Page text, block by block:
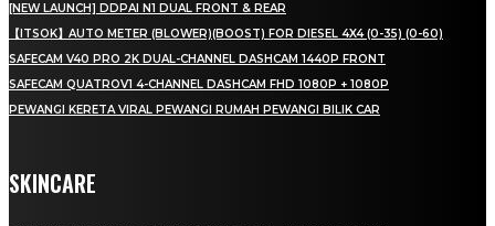
[NEW LAUNCH] DDPAI N1 DUAL FRONT & REAR
【ITSOK】AUTO METER (BLOWER)(BOOST) FOR DIESEL 4X4 (0-35) (0-60)
SAFECAM V40 PRO 2K DUAL-CHANNEL DASHCAM 1440P FRONT
SAFECAM QUATROV1 4-CHANNEL DASHCAM FHD 1080P + 1080P
PEWANGI KERETA VIRAL PEWANGI RUMAH PEWANGI BILIK CAR
SKINCARE